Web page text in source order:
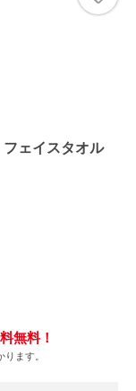
ェイスタオル
無料！
ます。